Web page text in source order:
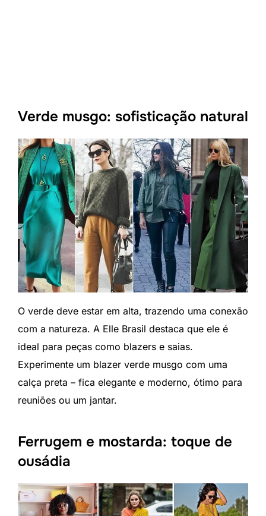
Verde musgo: sofisticação natural
O verde deve estar em alta, trazendo uma conexão
com a natureza. A Elle Brasil destaca que ele é
ideal para peças como blazers e saias.
Experimente um blazer verde musgo com uma
calça preta – fica elegante e moderno, ótimo para
reuniões ou um jantar.
Ferrugem e mostarda: toque de
ousádia